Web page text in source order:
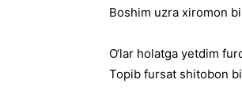
Boshim uzra xiromon
O‘lar holatga yetdim
Topib fursat shitobon